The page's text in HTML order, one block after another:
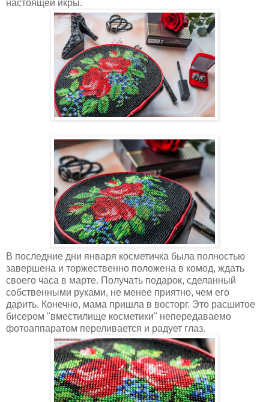
настоящей икры.
В последние дни января косметичка была полностью
завершена и торжественно положена в комод, ждать
своего часа в марте. Получать подарок, сделанный
собственными руками, не менее приятно, чем его
дарить. Конечно, мама пришла в восторг. Это расшитое
бисером "вместилище косметики" непередаваемо
фотоаппаратом переливается и радует глаз.